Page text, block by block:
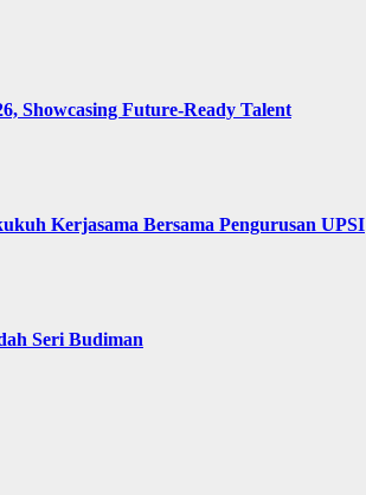
Showcasing Future-Ready Talent
Kerjasama Bersama Pengurusan UPSI
Seri Budiman